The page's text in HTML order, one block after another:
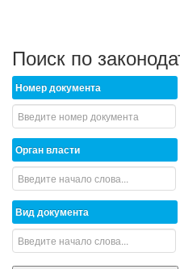
Поиск по
Номер документа
Орган власти
Вид документа